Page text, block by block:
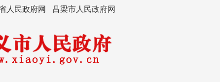
人民政府网 吕梁市人民政府网